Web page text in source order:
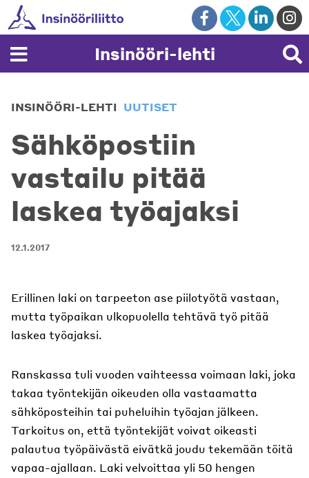
Skip
to
content
Insinööri-lehti
INSINÖÖRI-LEHTI UUTISET
Sähköpostiin
vastailu pitää
laskea työajaksi
12.1.2017
Erillinen laki on tarpeeton ase piilotyötä vastaan,
mutta työpaikan ulkopuolella tehtävä työ pitää
laskea työajaksi.
Ranskassa tuli vuoden vaihteessa voimaan laki, joka
takaa työntekijän oikeuden olla vastaamatta
sähköposteihin tai puheluihin työajan jälkeen.
Tarkoitus on, että työntekijät voivat oikeasti
palautua työpäivästä eivätkä joudu tekemään töitä
vapaa-ajallaan. Laki velvoittaa yli 50 hengen